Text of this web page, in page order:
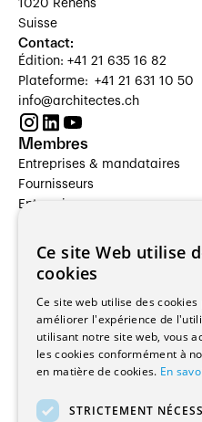
1020 Renens
Suisse
Contact:
Édition: +41 21 635 16 82
Plateforme: +41 21 631 10 50
info@architectes.ch
Membres
Entreprises & mandataires
Fournisseurs
Entreprises
Architectes paysagistes
Architectes d'intérieur
Entreprises générales
Ingénieurs et mandataires
Fabricants / Fournisseurs
Régies immobilières
Ce site Web utilise
cookies
Ce site web utilise des cookies
améliorer l'expérience de
utilisant notre site web, vous
les cookies conformément à
en matière de cookies. En
STRICTEMENT